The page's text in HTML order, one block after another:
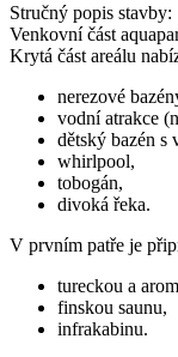
Stručný popis stavby:
Venkovní část
Krytá část areálu
nerezové
vodní atrakce
dětský bazén s
whirlpool,
tobogán,
divoká řeka.
V prvním patře je
tureckou a
finskou saunu,
infrakabinu.